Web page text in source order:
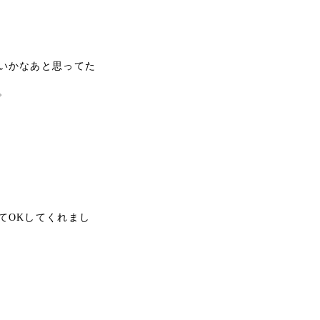
かなあと思ってた
OKしてくれまし